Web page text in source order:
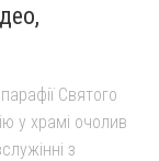
Святого
у храмі очолив
з